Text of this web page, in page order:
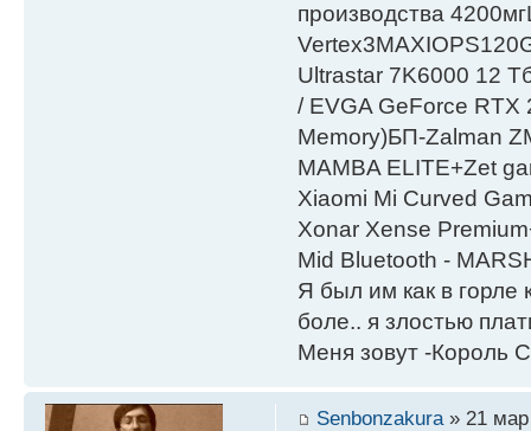
производства
Ultrastar 7K6000 12
/ EVGA GeForce RTX
Мemory)БП-Zalman
MAMBA ELITE+Zet
Xiaomi Mi Curved
Xonar Xense
Mid Bluetooth -
Я был им как в горле
боле.. я злостью
Меня зовут -Король
Senbonzakura» 21 мар